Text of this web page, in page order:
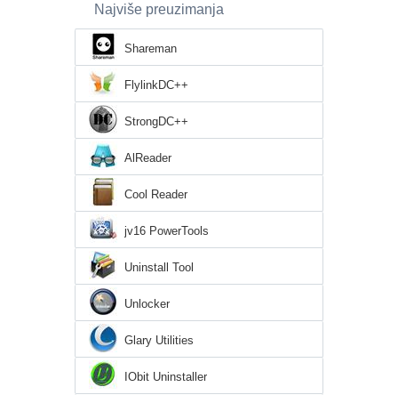
Najviše preuzimanja
Shareman
FlylinkDC++
StrongDC++
AlReader
Cool Reader
jv16 PowerTools
Uninstall Tool
Unlocker
Glary Utilities
IObit Uninstaller